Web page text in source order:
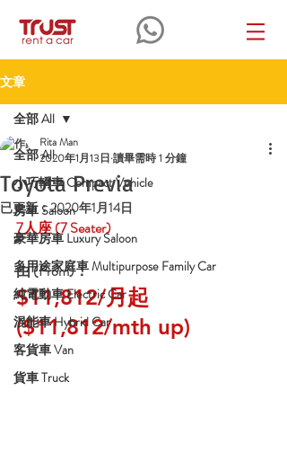
文章
全部 All
小巧轎車 Compact Vehicle
房車 Saloon
豪華房車 Luxury Saloon
多用途家庭車 Multipurpose Family Car
純電動車 Electric Car
混能車 Hybrid Car
客貨車 Van
貨車 Truck
全部 All
Toyota Previa
Rita Man
2020年1月13日 讀畢需時 1 分鐘
已更新：2020年1月14日
7人座 (7 Seater)
由 (From)：
$11,812/月起
($11,812/mth up)